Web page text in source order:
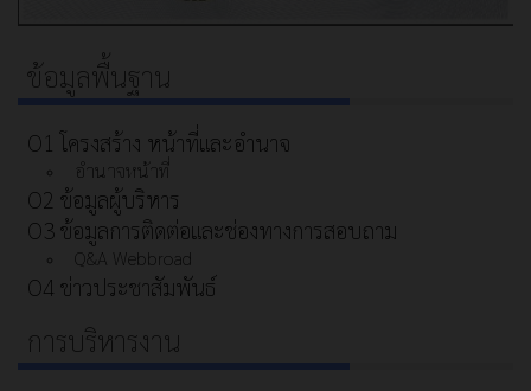
ข้อมูลพื้นฐาน
O1 โครงสร้าง หน้าที่และอำนาจ
อำนาจหน้าที่
O2 ข้อมูลผู้บริหาร
O3 ข้อมูลการติดต่อและช่องทางการสอบถาม
Q&A Webbroad
O4 ข่าวประชาสัมพันธ์
การบริหารงาน